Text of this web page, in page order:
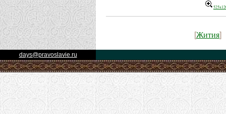
[Жития]
days@pravoslavie.ru